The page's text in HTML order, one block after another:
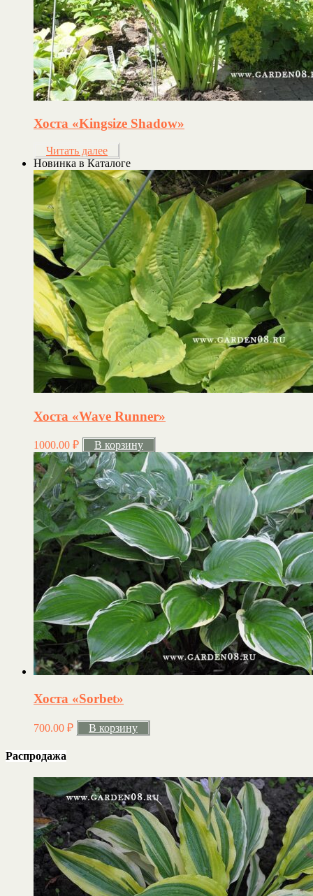
Хоста «Kingsize Shadow»
Читать далее
Новинка в Каталоге
Хоста «Wave Runner»
1000.00 ₽ В корзину
Хоста «Sorbet»
700.00 ₽ В корзину
Распродажа